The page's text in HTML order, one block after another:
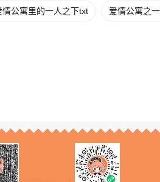
情公寓里的一人之下txt 爱情公寓之